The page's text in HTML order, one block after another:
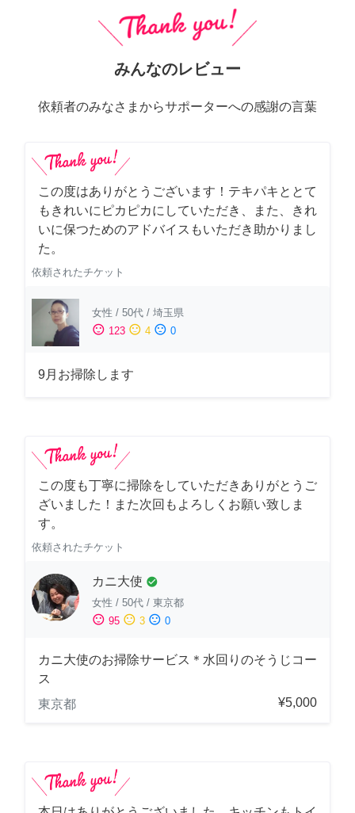
みんなのレビュー
依頼者のみなさまからサポーターへの感謝の言葉
この度はありがとうございます！テキパキととて
もきれいにピカピカにしていただき、また、きれ
いに保つためのアドバイスもいただき助かりまし
た。
依頼されたチケット
女性 / 50代 / 埼玉県
sentiment_satisfied 123 sentiment_neutral 4 sentiment_dissatisfied 0
9月お掃除します
この度も丁寧に掃除をしていただきありがとうご
ざいました！また次回もよろしくお願い致しま
す。
依頼されたチケット
カニ大使 check_circle
女性 / 50代 / 東京都
sentiment_satisfied 95 sentiment_neutral 3 sentiment_dissatisfied 0
カニ大使のお掃除サービス＊水回りのそうじコー
ス
東京都
¥5,000